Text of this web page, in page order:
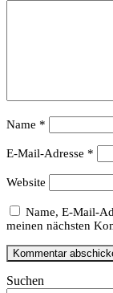
Name *
E-Mail-Adresse *
Website
Name, E-Mail-
meinen nächsten
Suchen